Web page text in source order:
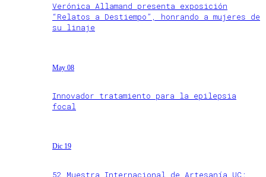
Verónica Allamand presenta exposición
“Relatos a Destiempo”, honrando a mujeres de
su linaje
May 08
Innovador tratamiento para la epilepsia
focal
Dic 19
52 Muestra Internacional de Artesanía UC: